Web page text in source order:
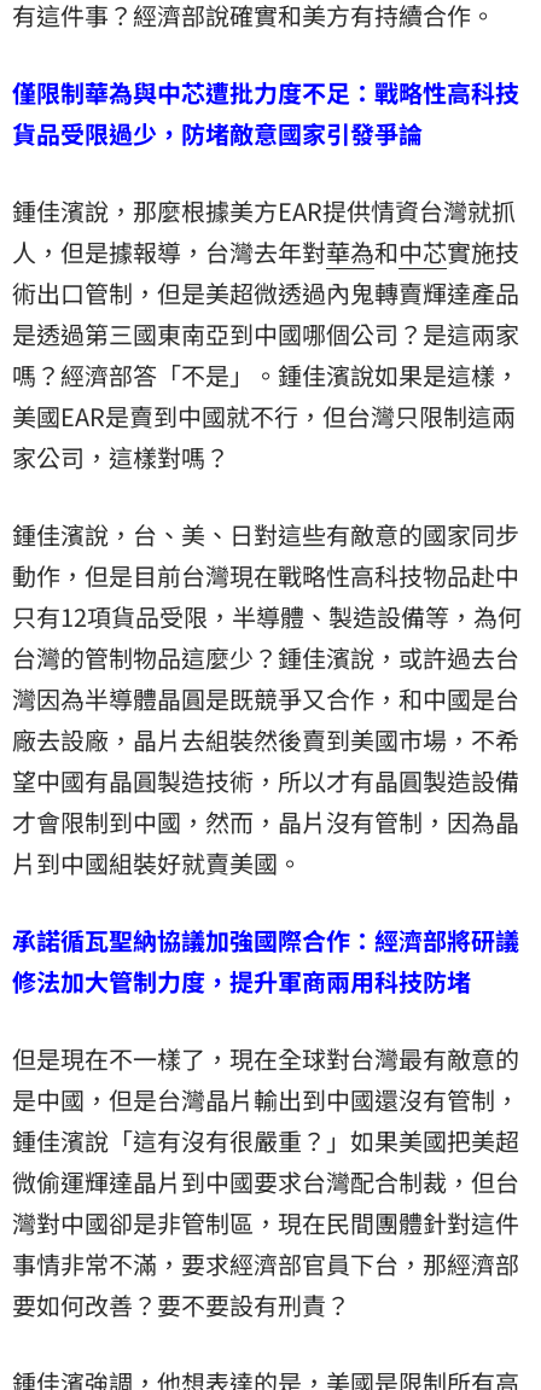
有這件事？經濟部說確實和美方有持續合作。
僅限制華為與中芯遭批力度不足：戰略性高科技
貨品受限過少，防堵敵意國家引發爭論
鍾佳濱說，那麼根據美方EAR提供情資台灣就抓
人，但是據報導，台灣去年對華為和中芯實施技
術出口管制，但是美超微透過內鬼轉賣輝達產品
是透過第三國東南亞到中國哪個公司？是這兩家
嗎？經濟部答「不是」。鍾佳濱說如果是這樣，
美國EAR是賣到中國就不行，但台灣只限制這兩
家公司，這樣對嗎？
鍾佳濱說，台、美、日對這些有敵意的國家同步
動作，但是目前台灣現在戰略性高科技物品赴中
只有12項貨品受限，半導體、製造設備等，為何
台灣的管制物品這麼少？鍾佳濱說，或許過去台
灣因為半導體晶圓是既競爭又合作，和中國是台
廠去設廠，晶片去組裝然後賣到美國市場，不希
望中國有晶圓製造技術，所以才有晶圓製造設備
才會限制到中國，然而，晶片沒有管制，因為晶
片到中國組裝好就賣美國。
承諾循瓦聖納協議加強國際合作：經濟部將研議
修法加大管制力度，提升軍商兩用科技防堵
但是現在不一樣了，現在全球對台灣最有敵意的
是中國，但是台灣晶片輸出到中國還沒有管制，
鍾佳濱說「這有沒有很嚴重？」如果美國把美超
微偷運輝達晶片到中國要求台灣配合制裁，但台
灣對中國卻是非管制區，現在民間團體針對這件
事情非常不滿，要求經濟部官員下台，那經濟部
要如何改善？要不要設有刑責？
鍾佳濱強調，他想表達的是，美國是限制所有高